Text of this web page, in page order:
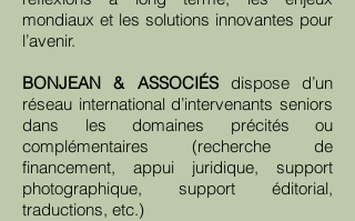
mondiaux et les solutions innovantes pour
l’avenir.
BONJEAN & ASSOCIÉSdispose d’un
réseau international d’intervenants seniors
dans les domaines précités ou
complémentaires (recherche de
financement, appui juridique, support
photographique, support éditorial,
traductions, etc.)